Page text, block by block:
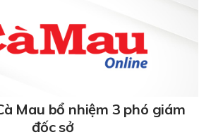
Mau bổ nhiệm 3 phó giám
đốc sở